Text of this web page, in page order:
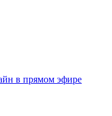
в прямом эфире